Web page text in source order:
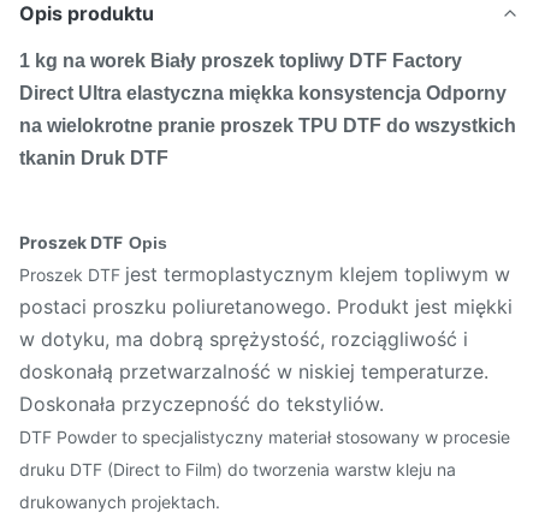
Opis produktu
1 kg na worek Biały proszek topliwy DTF Factory
Direct Ultra elastyczna miękka konsystencja Odporny
na wielokrotne pranie proszek TPU DTF do wszystkich
tkanin Druk DTF
Proszek DTF Opis
Proszek DTF jest termoplastycznym klejem topliwym w
postaci proszku poliuretanowego. Produkt jest miękki
w dotyku, ma dobrą sprężystość, rozciągliwość i
doskonałą przetwarzalność w niskiej temperaturze.
Doskonała przyczepność do tekstyliów.
DTF Powder to specjalistyczny materiał stosowany w procesie
druku DTF (Direct to Film) do tworzenia warstw kleju na
drukowanych projektach.